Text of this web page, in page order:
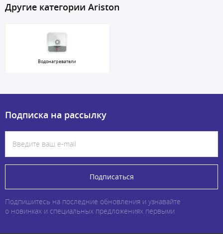
Другие категории Ariston
Водонагреватели
Подписка на рассылку
Подписаться
Подпишитесь на последние обновления и узнавайте
о новинках и специальных предложениях первыми